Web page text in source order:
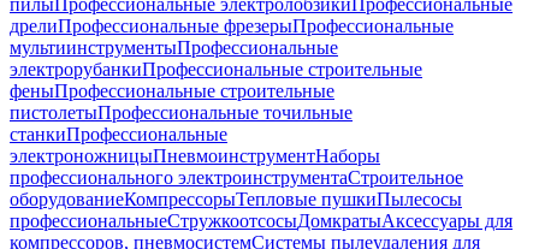
пилыПрофессиональные электролобзикиПрофессиональные
дрелиПрофессиональные фрезерыПрофессиональные
мультиинструментыПрофессиональные
электрорубанкиПрофессиональные строительные
феныПрофессиональные строительные
пистолетыПрофессиональные точильные
станкиПрофессиональные
электроножницыПневмоинструментНаборы
профессионального электроинструментаСтроительное
оборудованиеКомпрессорыТепловые пушкиПылесосы
профессиональныеСтружкоотсосыДомкратыАксессуары для
компрессоров, пневмосистемСистемы пылеудаления для